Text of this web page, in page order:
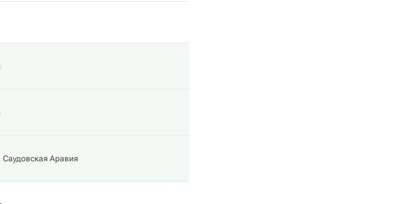
Саудовская Аравия